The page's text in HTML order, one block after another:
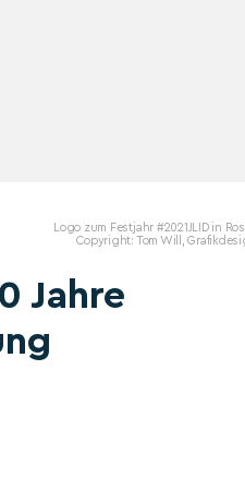
Logo zum Festjahr #2021JLID in
Copyright: Tom Will,
Jahre